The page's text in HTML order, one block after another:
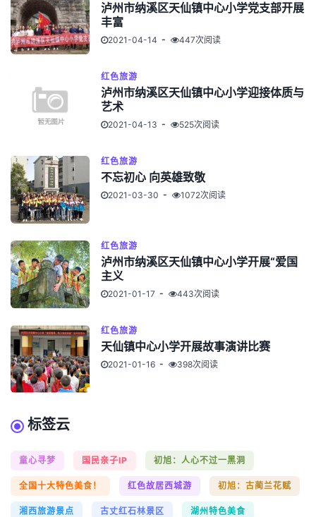
泸州市纳溪区天仙镇中心小学党支部开展
丰富
2021-04-14 447次阅读
红色旅游
泸州市纳溪区天仙镇中心小学迎接体质与
艺术
2021-04-13 525次阅读
红色旅游
不忘初心 向英雄致敬
2021-03-30 1072次阅读
红色旅游
泸州市纳溪区天仙镇中心小学开展“爱国
主义
2021-01-17 443次阅读
红色旅游
天仙镇中心小学开展故事演讲比赛
2021-01-16 398次阅读
标签云
童心寻梦 国民亲子IP 初旭：人心不过一黑洞
全国十大特色美食！ 红色故居西城游 初旭：古蔺兰花赋
湘西旅游景点 古丈红石林景区 湖州特色美食